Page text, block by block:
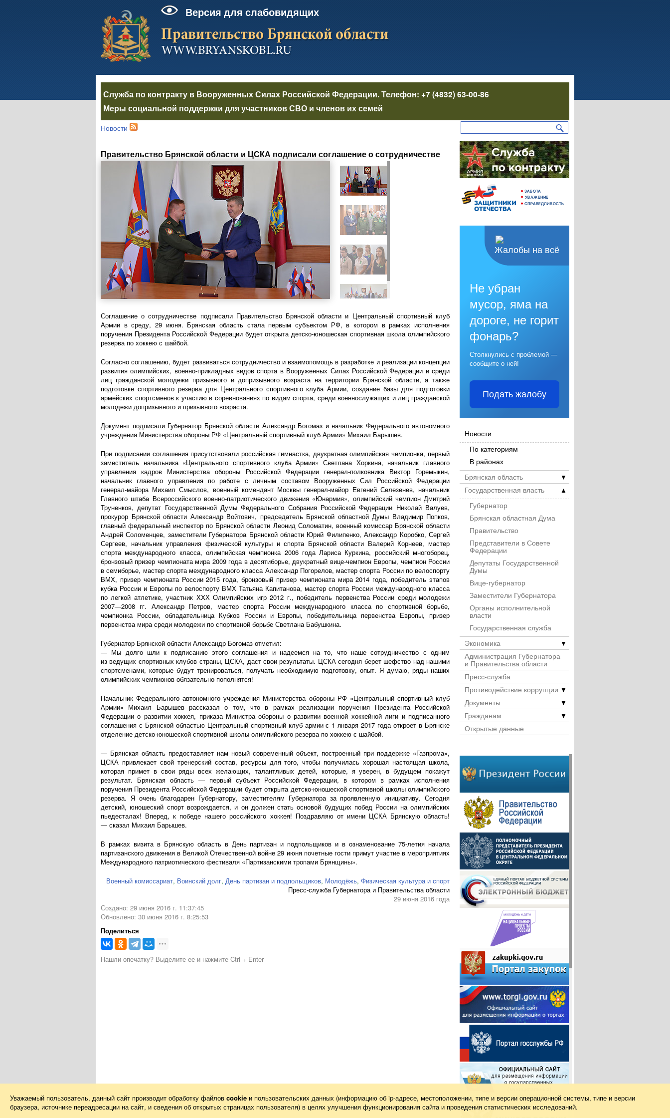
Версия для слабовидящих
Служба по контракту в Вооруженных Силах Российской Федерации. Телефон: +7 (4832) 63-00-86
Меры социальной поддержки для участников СВО и членов их семей
Новости
Правительство Брянской области и ЦСКА подписали соглашение о сотрудничестве
Соглашение о сотрудничестве подписали Правительство Брянской области и Центральный спортивный клуб
Армии в среду, 29 июня. Брянская область стала первым субъектом РФ, в котором в рамках исполнения
поручения Президента Российской Федерации будет открыта детско-юношеская спортивная школа олимпийского
резерва по хоккею с шайбой.
Согласно соглашению, будет развиваться сотрудничество и взаимопомощь в разработке и реализации концепции
развития олимпийских, военно-прикладныхвидов спорта в Вооруженных Силах Российской Федерации и среди
лиц гражданской молодежи призывного и допризывного возраста на территории Брянской области, а также
подготовке спортивного резерва для Центрального спортивного клуба Армии, создание базы для подготовки
армейских спортсменов к участию в соревнованиях по видам спорта, среди военнослужащих и лиц гражданской
молодежи допризывного и призывного возраста.
Документ подписали Губернатор Брянской области Александр Богомаз и начальник Федерального автономного
учреждения Министерства обороны РФ «Центральный спортивный клуб Армии» Михаил Барышев.
При подписании соглашения присутствовали российская гимнастка, двукратная олимпийская чемпионка, первый
заместитель начальника «Центрального спортивного клуба Армии» Светлана Хоркина, начальник главного
управления кадров Министерства обороны Российской Федерации генерал-полковникаВиктор Горемыкин,
начальник главного управления по работе с личным составом Вооруженных Сил Российской Федерации
генерал-майораМихаил Смыслов, военный комендант Москвыгенерал-майор Евгений Селезенев, начальник
Главного штаба Всероссийского военно-патриотическогодвижения «Юнармия», олимпийский чемпион Дмитрий
Труненков, депутат Государственной Думы Федерального Собрания Российской Федерации Николай Валуев,
прокурор Брянской области Александр Войтович, председатель Брянской областной Думы Владимир Попков,
главный федеральный инспектор по Брянской области Леонид Соломатин, военный комиссар Брянской области
Андрей Соломенцев, заместители Губернатора Брянской области Юрий Филипенко, Александр Коробко, Сергей
Сергеев, начальник управления физической культуры и спорта Брянской области Валерий Корнеев, мастер
спорта международного класса, олимпийская чемпионка 2006 года Лариса Куркина, российский многоборец,
бронзовый призер чемпионата мира 2009 года в десятиборье, двукратный вице-чемпионЕвропы, чемпион России
в семиборье, мастер спорта международного класса Александр Погорелов, мастер спорта России по велоспорту
ВМХ, призер чемпионата России 2015 года, бронзовый призер чемпионата мира 2014 года, победитель этапов
кубка России и Европы по велоспорту ВМХ Татьяна Капитанова, мастер спорта России международного класса
по легкой атлетике, участник XXХ Олимпийских игр 2012 г., победитель первенства России среди молодежи
2007—2008 гг. Александр Петров, мастер спорта России международного класса по спортивной борьбе,
чемпионка России, обладательница Кубков России и Европы, победительница первенства Европы, призер
первенства мира среди молодежи по спортивной борьбе Светлана Бабушкина.
Губернатор Брянской области Александр Богомаз отметил:
— Мы долго шли к подписанию этого соглашения и надеемся на то, что наше сотрудничество с одним
из ведущих спортивных клубов страны, ЦСКА, даст свои результаты. ЦСКА сегодня берет шефство над нашими
спортсменами, которые будут тренироваться, получать необходимую подготовку, опыт. Я думаю, ряды наших
олимпийских чемпионов обязательно пополнятся!
Начальник Федерального автономного учреждения Министерства обороны РФ «Центральный спортивный клуб
Армии» Михаил Барышев рассказал о том, что в рамках реализации поручения Президента Российской
Федерации о развитии хоккея, приказа Министра обороны о развитии военной хоккейной лиги и подписанного
соглашения с Брянской областью Центральный спортивный клуб армии с 1 января 2017 года откроет в Брянске
отделение детско-юношеской спортивной школы олимпийского резерва по хоккею с шайбой.
— Брянская область предоставляет нам новый современный объект, построенный при поддержке «Газпрома»,
ЦСКА привлекает свой тренерский состав, ресурсы для того, чтобы получилась хорошая настоящая школа,
которая примет в свои ряды всех желающих, талантливых детей, которые, я уверен, в будущем покажут
результат. Брянская область — первый субъект Российской Федерации, в котором в рамках исполнения
поручения Президента Российской Федерации будет открыта детско-юношескойспортивной школы олимпийского
резерва. Я очень благодарен Губернатору, заместителям Губернатора за проявленную инициативу. Сегодня
детский, юношеский спорт возрождается, и он должен стать основой будущих побед России на олимпийских
пьедесталах! Вперед, к победе нашего российского хоккея! Поздравляю от имени ЦСКА Брянскую область!
— сказал Михаил Барышев.
В рамках визита в Брянскую область в День партизан и подпольщиков и в ознаменование75-летия начала
партизанского движения в Великой Отечественной войне 29 июня почетные гости примут участие в мероприятиях
Международного патриотического фестиваля «Партизанскими тропами Брянщины».
Военный комиссариат, Воинский долг, День партизан и подпольщиков, Молодёжь, Физическая культура и спорт
Пресс-служба Губернатора и Правительства области
29 июня 2016 года
Создано: 29 июня 2016 г. 11:37:45
Обновлено: 30 июня 2016 г. 8:25:53
Поделиться
Нашли опечатку? Выделите ее и нажмите Ctrl + Enter
Жалобы на всё
Не убран
мусор, яма на
дороге, не горит
фонарь?
Столкнулись с проблемой —
сообщите о ней!
Подать жалобу
Новости
По категориям
В районах
▼
Брянская область
▲
Государственная власть
Губернатор
Брянская областная Дума
Правительство
Представители в Совете
Федерации
Депутаты Государственной
Думы
Вице-губернатор
Заместители Губернатора
Органы исполнительной
власти
Государственная служба
▼
Экономика
Администрация Губернатора
и Правительства области
Пресс-служба
▼
Противодействие коррупции
▼
Документы
▼
Гражданам
Открытые данные
Уважаемый пользователь, данный сайт производит обработку файлов cookie и пользовательских данных (информацию об ip-адресе, местоположении, типе и версии операционной системы, типе и версии
браузера, источнике переадресации на сайт, и сведения об открытых страницах пользователя) в целях улучшения функционирования сайта и проведения статистических исследований.